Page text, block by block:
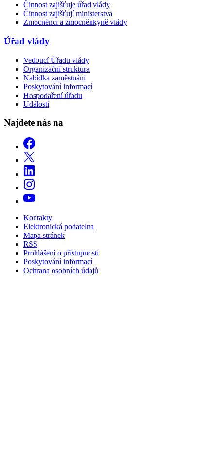
Činnost zajišťuje úřad vlády
Činnost zajišťují ministerstva
Zmocněnci a zmocněnkyně vlády
Úřad vlády
Vedoucí Úřadu vlády
Organizační struktura
Nabídka zaměstnání
Poskytování informací
Hospodaření úřadu
Události
Najdete nás na
Kontakty
Elektronická podatelna
Mapa stránek
RSS
Prohlášení o přístupnosti
Poskytování informací
Ochrana osobních údajů